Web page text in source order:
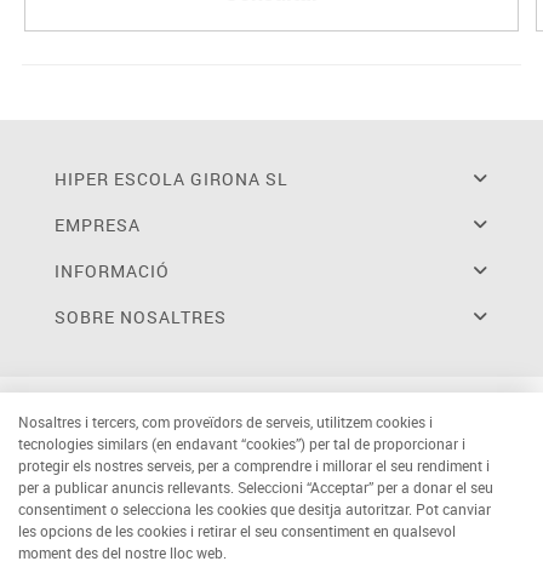
HIPER ESCOLA GIRONA SL
EMPRESA
INFORMACIÓ
SOBRE NOSALTRES
Nosaltres i tercers, com proveïdors de serveis, utilitzem cookies i
tecnologies similars (en endavant “cookies”) per tal de proporcionar i
protegir els nostres serveis, per a comprendre i millorar el seu rendiment i
per a publicar anuncis rellevants. Seleccioni “Acceptar” per a donar el seu
consentiment o selecciona les cookies que desitja autoritzar. Pot canviar
les opcions de les cookies i retirar el seu consentiment en qualsevol
moment des del nostre lloc web.